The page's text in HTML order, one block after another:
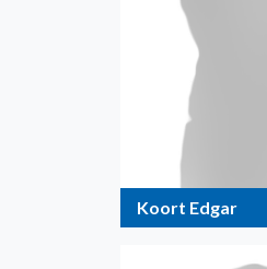
Koort Edgar